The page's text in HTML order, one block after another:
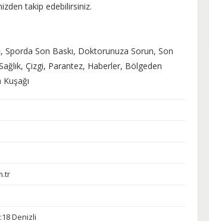
takip edebilirsiniz.
Sporda Son Baskı, Doktorunuza Sorun, Son
Çizgi, Parantez, Haberler, Bölgeden
Denizli